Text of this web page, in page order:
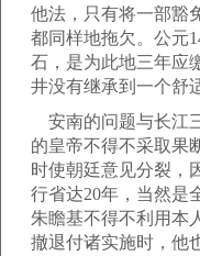
他法，只有将一部豁
都同样地拖欠。公元
石，是为此地三年应
井没有继承到一个舒
安南的问题与长江
的皇帝不得不采取果
时使朝廷意见分裂，
行省达20年，当然是
朱瞻基不得不利用本
撤退付诸实施时，他